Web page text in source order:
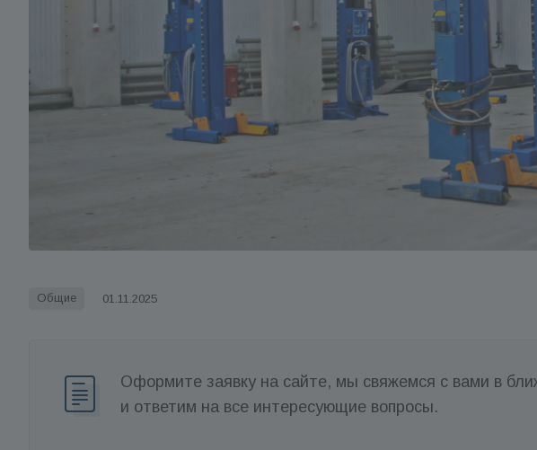
Общие 01.11.2025
Оформите заявку на сайте, мы свяжемся с вами в
и ответим на все интересующие вопросы.